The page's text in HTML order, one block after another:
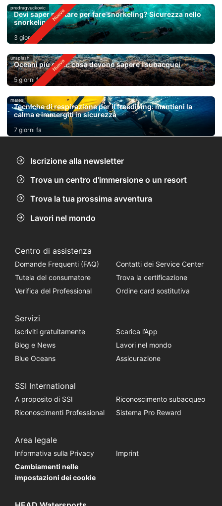
predragvuckovic
Devi saper nuotare per fare snorkeling? Sicurezza nello
snorkeling
3 giorni fa
unsplash
Oceani più caldi: cosa devono sapere i subacquei
5 giorni fa
mares
Tecniche di respirazione per il freediving: mantieni la
calma e immergiti in sicurezza
7 giorni fa
Iscrizione alla newsletter
Trova un centro d'immersione o un resort
Trova la tua prossima avventura
Lavori nel mondo
Centro di assistenza
Domande Frequenti (FAQ)
Contatti dei Service Center
Tutela del consumatore
Trova la certificazione
Verifica del Professional
Ordine card sostitutiva
Servizi
Iscriviti gratuitamente
Scarica l’App
Blog e News
Lavori nel mondo
Blue Oceans
Assicurazione
SSI International
A proposito di SSI
Riconoscimento subacqueo
Riconoscimenti Professional
Sistema Pro Reward
Area legale
Informativa sulla Privacy
Imprint
Cambiamenti nelle
impostazioni dei cookie